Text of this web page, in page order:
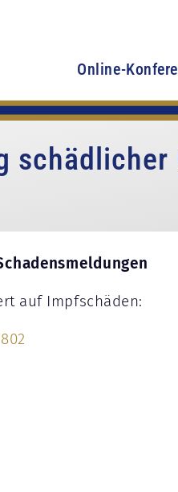
Online-
auf Impfschäden: